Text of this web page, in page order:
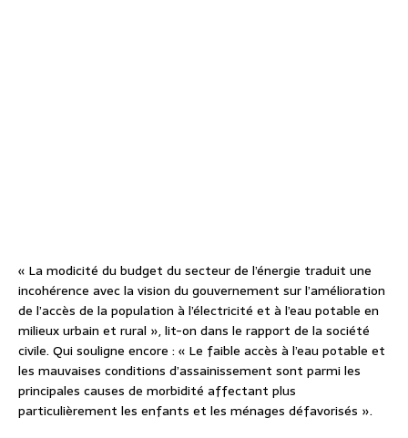
« La modicité du budget du secteur de l’énergie traduit une
incohérence avec la vision du gouvernement sur l’amélioration
de l’accès de la population à l’électricité et à l’eau potable en
milieux urbain et rural », lit-on dans le rapport de la société
civile. Qui souligne encore : « Le faible accès à l’eau potable et
les mauvaises conditions d’assainissement sont parmi les
principales causes de morbidité affectant plus
particulièrement les enfants et les ménages défavorisés ».